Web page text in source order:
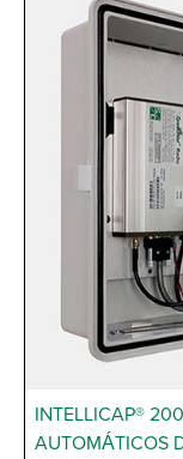
INTELLICAP®
AUTOMÁTICOS